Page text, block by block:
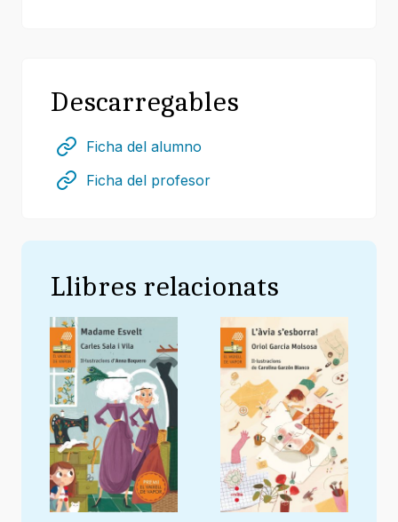
Descarregables
Ficha del alumno
Ficha del profesor
Llibres relacionats